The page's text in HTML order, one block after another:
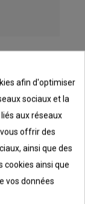
afin d'optimiser
sociaux et la
aux réseaux
offrir des
ainsi que des
cookies ainsi que
vos données